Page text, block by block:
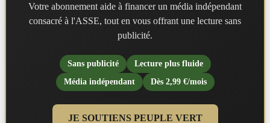
Votre abonnement aide à financer un média indépendant
consacré à l'ASSE, tout en vous offrant une lecture sans
publicité.
Sans publicité
Lecture plus fluide
Média indépendant
Dès 2,99 €/mois
JE SOUTIENS PEUPLE VERT